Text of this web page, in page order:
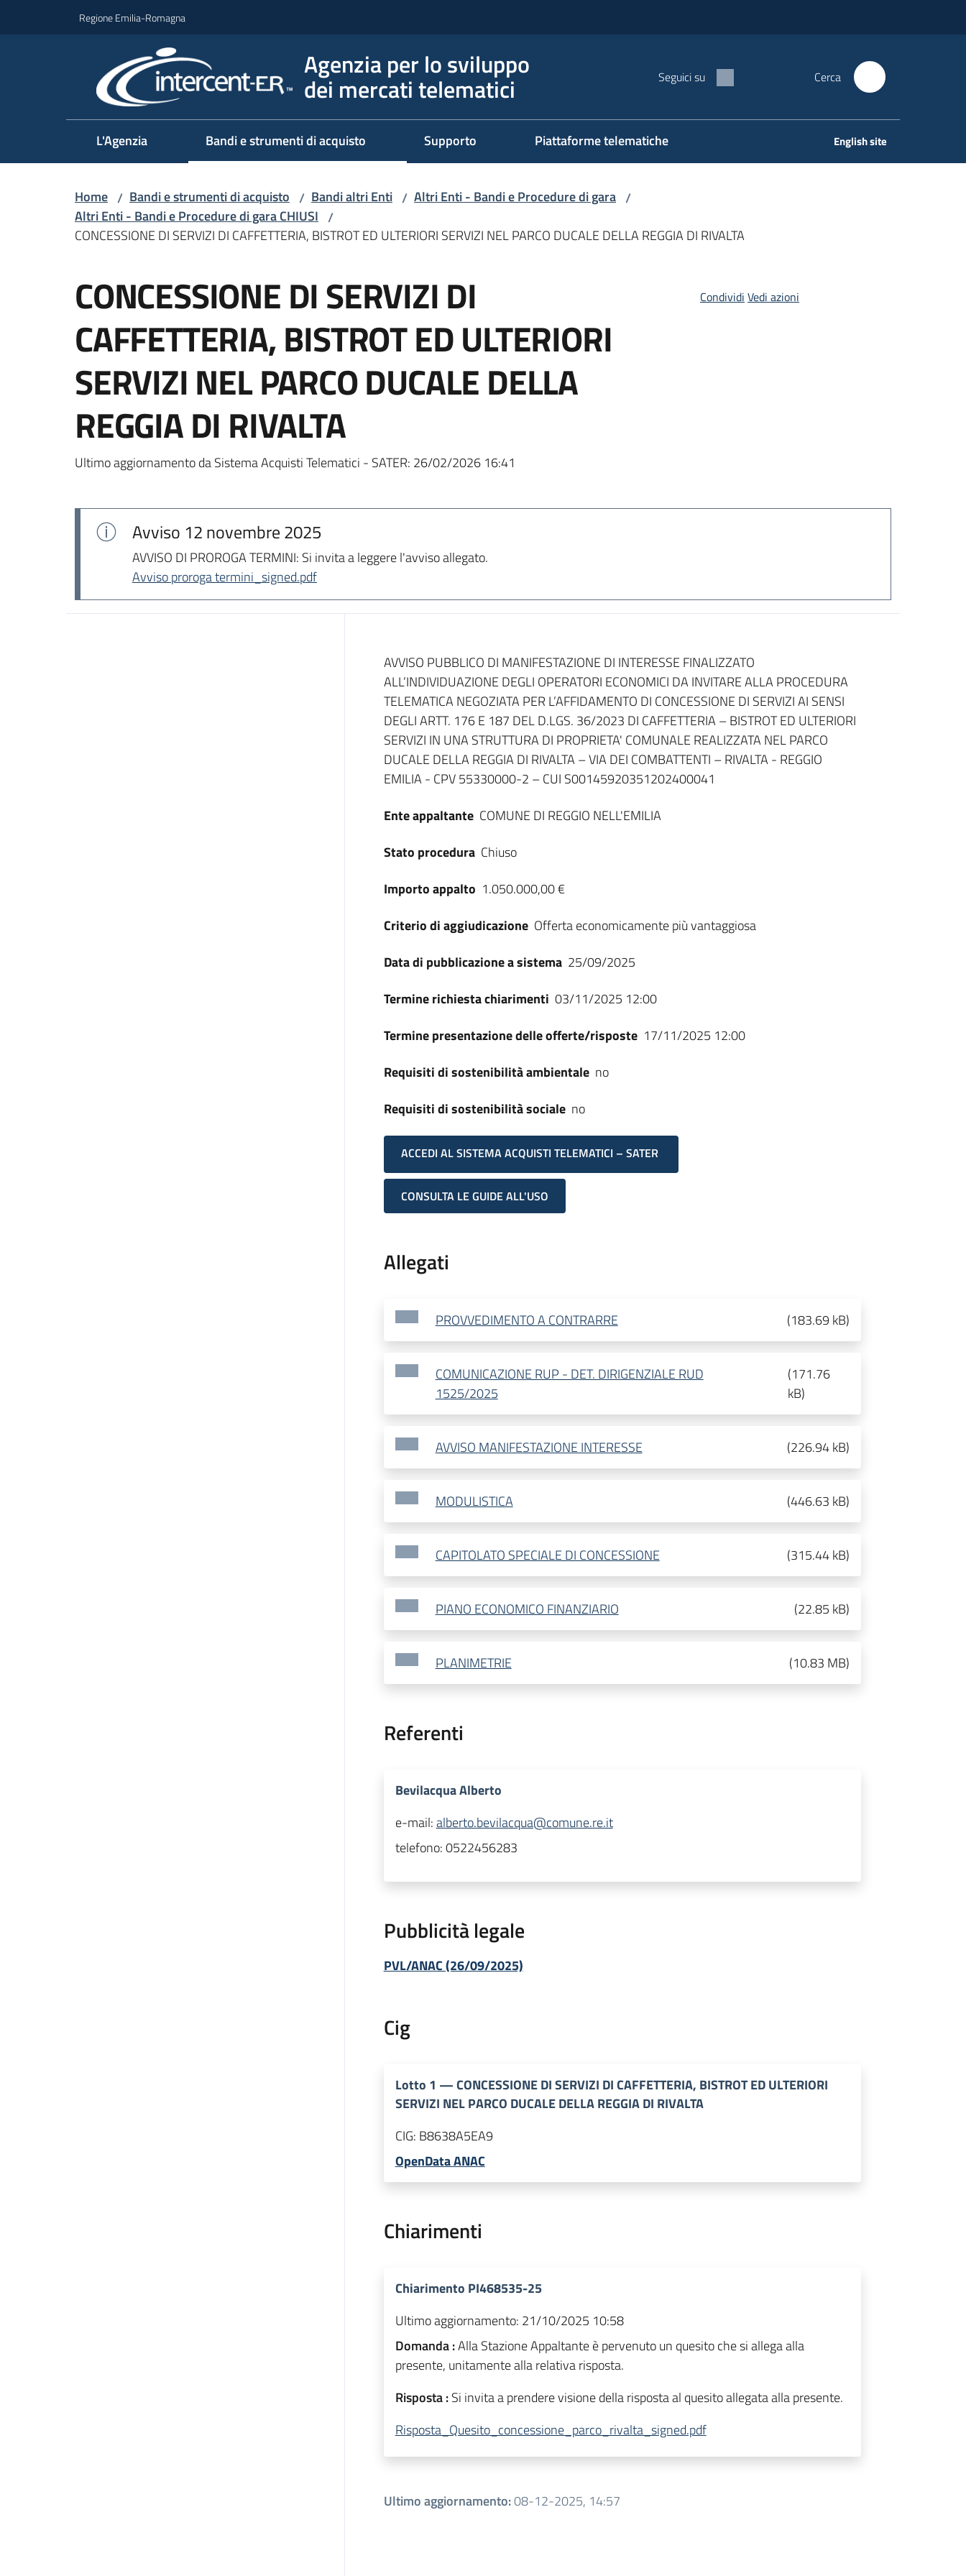
Regione Emilia-Romagna
Agenzia per lo sviluppo
dei mercati telematici Seguici su Cerca
L'Agenzia Bandi e strumenti di acquisto Supporto Piattaforme telematiche English site
Home / Bandi e strumenti di acquisto / Bandi altri Enti / Altri Enti - Bandi e Procedure di gara /
Altri Enti - Bandi e Procedure di gara CHIUSI /
CONCESSIONE DI SERVIZI DI CAFFETTERIA, BISTROT ED ULTERIORI SERVIZI NEL PARCO DUCALE DELLA REGGIA DI RIVALTA
CONCESSIONE DI SERVIZI DI
CAFFETTERIA, BISTROT ED ULTERIORI
SERVIZI NEL PARCO DUCALE DELLA
REGGIA DI RIVALTA
Ultimo aggiornamento da Sistema Acquisti Telematici - SATER: 26/02/2026 16:41
Condividi Vedi azioni
Avviso 12 novembre 2025
AVVISO DI PROROGA TERMINI: Si invita a leggere l'avviso allegato.
Avviso proroga termini_signed.pdf
Dati del bando
AVVISO PUBBLICO DI MANIFESTAZIONE DI INTERESSE FINALIZZATO
ALL’INDIVIDUAZIONE DEGLI OPERATORI ECONOMICI DA INVITARE ALLA PROCEDURA
TELEMATICA NEGOZIATA PER L’AFFIDAMENTO DI CONCESSIONE DI SERVIZI AI SENSI
DEGLI ARTT. 176 E 187 DEL D.LGS. 36/2023 DI CAFFETTERIA – BISTROT ED ULTERIORI
SERVIZI IN UNA STRUTTURA DI PROPRIETA' COMUNALE REALIZZATA NEL PARCO
DUCALE DELLA REGGIA DI RIVALTA – VIA DEI COMBATTENTI – RIVALTA - REGGIO
EMILIA - CPV 55330000-2 – CUI S00145920351202400041
Ente appaltante COMUNE DI REGGIO NELL'EMILIA
Stato procedura Chiuso
Importo appalto 1.050.000,00 €
Criterio di aggiudicazione Offerta economicamente più vantaggiosa
Data di pubblicazione a sistema 25/09/2025
Termine richiesta chiarimenti 03/11/2025 12:00
Termine presentazione delle offerte/risposte 17/11/2025 12:00
Requisiti di sostenibilità ambientale no
Requisiti di sostenibilità sociale no
ACCEDI AL SISTEMA ACQUISTI TELEMATICI – SATER
CONSULTA LE GUIDE ALL'USO
Allegati
PROVVEDIMENTO A CONTRARRE (183.69 kB)
COMUNICAZIONE RUP - DET. DIRIGENZIALE RUD
1525/2025
(171.76
kB)
AVVISO MANIFESTAZIONE INTERESSE (226.94 kB)
MODULISTICA (446.63 kB)
CAPITOLATO SPECIALE DI CONCESSIONE (315.44 kB)
PIANO ECONOMICO FINANZIARIO (22.85 kB)
PLANIMETRIE (10.83 MB)
Referenti
Bevilacqua Alberto
e-mail:alberto.bevilacqua@comune.re.it
telefono:0522456283
Pubblicità legale
PVL/ANAC (26/09/2025)
Cig
Lotto 1 —CONCESSIONE DI SERVIZI DI CAFFETTERIA, BISTROT ED ULTERIORI
SERVIZI NEL PARCO DUCALE DELLA REGGIA DI RIVALTA
CIG: B8638A5EA9
OpenData ANAC
Chiarimenti
Chiarimento PI468535-25
Ultimo aggiornamento: 21/10/2025 10:58
Domanda :Alla Stazione Appaltante è pervenuto un quesito che si allega alla
presente, unitamente alla relativa risposta.
Risposta :Si invita a prendere visione della risposta al quesito allegata alla presente.
Risposta_Quesito_concessione_parco_rivalta_signed.pdf
Ultimo aggiornamento:08-12-2025, 14:57